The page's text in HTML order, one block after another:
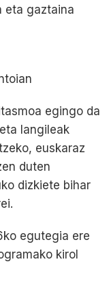
eta gaztaina
egingo da
langileak
euskaraz
duten
dizkiete bihar
egutegia ere
kirol